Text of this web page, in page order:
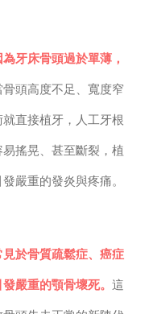
牙床骨頭過於單薄，
骨頭高度不足、寬度窄
直接植牙，人工牙根
搖晃、甚至斷裂，植
嚴重的發炎與疼痛。
於骨質疏鬆症、癌症
嚴重的顎骨壞死。這